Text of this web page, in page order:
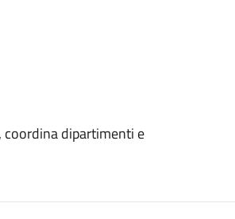
dipartimenti e